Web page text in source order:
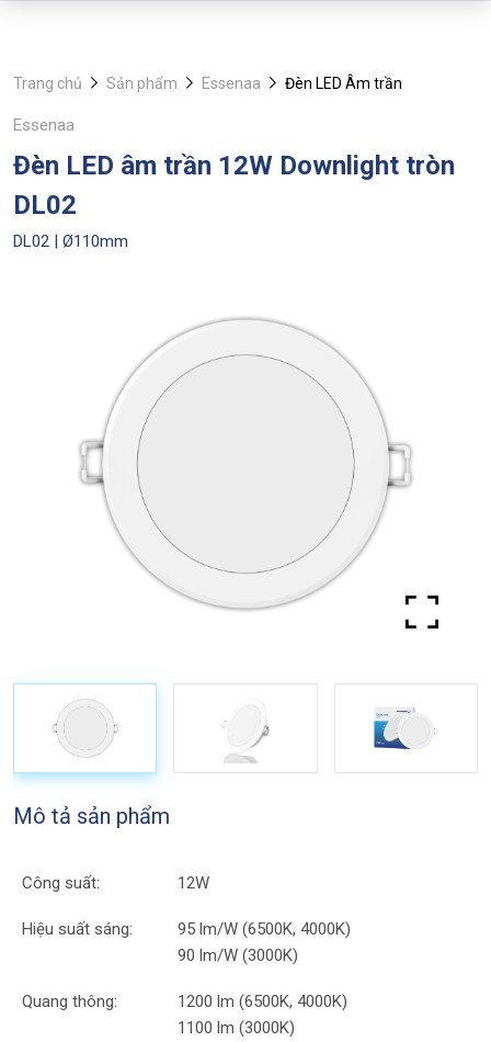
Trang chủ Sản phẩm Essenaa Đèn LED Âm trần
Essenaa
Đèn LED âm trần 12W Downlight tròn
DL02
DL02 | Ø110mm
Mô tả sản phẩm
Công suất: 12W
Hiệu suất sáng:
95 lm/W (6500K, 4000K)
90 lm/W (3000K)
Quang thông:
1200 lm (6500K, 4000K)
1100 lm (3000K)